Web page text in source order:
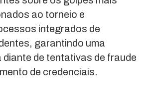
ao torneio e
integrados de
garantindo uma
de tentativas de fraude
de credenciais.